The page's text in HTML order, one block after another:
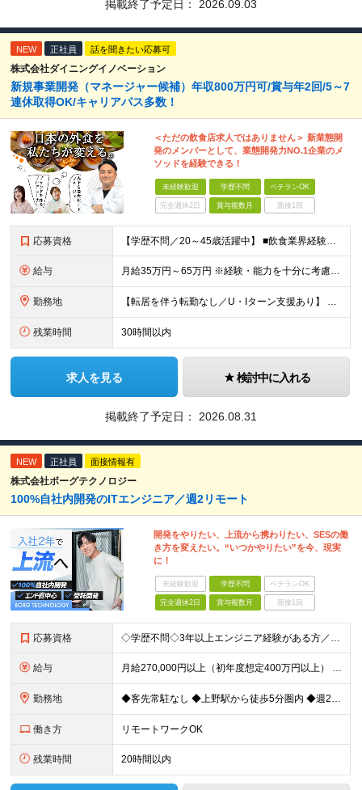
掲載終了予定日： 2026.09.03
NEW 正社員 話を聞きたい応募可
株式会社ダイニングイノベーション
新規事業開発（マネージャー候補）年収800万円可/賞与年2回/5～7
連休取得OK/キャリアパス多数！
＜ただの飲食店求人ではありません＞ 新業態開
発のメンバーとして、業態開発力NO.1企業のメ
ソッドを経験できる！
未経験歓迎 学歴不問 ベテランOK
完全週休2日 賞与複数月 面接1回
応募資格 【学歴不問／20～45歳活躍中】 ■飲食業界経験および販売／サービスの経験がある方を歓迎します 例えば「もっとこうすれば売れるのに」というアイデアを形にしたい方、経営陣に近いポジションでビジネスを
給与 月給35万円～65万円 ※経験・能力を十分に考慮し決定。 ※月給35万円～48万円までは非管理職となりますので、 上記月給には、月30時間分の固定残業代（61,620円～84,508円）および月10
勤務地 【転居を伴う転勤なし／U・Iターン支援あり】 本社（恵比寿）または当社が運営する東京都内の直営店舗での勤務 ※配属先は経験・希望・プロジェクト内容を踏まえて決定します。 ★社宅・引越支援制度あり（
残業時間 30時間以内
求人を見る 検討中に入れる
掲載終了予定日： 2026.08.31
NEW 正社員 面接情報有
株式会社ボーグテクノロジー
100%自社内開発のITエンジニア／週2リモート
開発をやりたい、上流から携わりたい、SESの働
き方を変えたい。“いつかやりたい”を今、現実
に！
未経験歓迎 学歴不問 ベテランOK
完全週休2日 賞与複数月 面接1回
応募資格 ◇学歴不問◇3年以上エンジニア経験がある方／人柄重視の採用です 必須条件―MUST― ■3年以上エンジニア経験がある方 ■C#、Java、Node.js、VB.NETを使った実務経験がある方 《
給与 月給270,000円以上（初年度想定400万円以上） ※ご経験やスキル、前職給等を考慮して給与額を決定します。 ※試用期間は3ヶ月間となります。期間中の待遇に変更はありません。 ★社員の昇給率はほ
勤務地 ◆客先常駐なし ◆上野駅から徒歩5分圏内 ◆週2回のリモートワーク実施中 ◆転勤なし 上野の各オフィスでの勤務となります。 ￣￣￣￣￣￣￣￣￣￣￣￣￣￣￣￣￣ ＜本社＞ 東京都台東区上野7-2-8
働き方 リモートワークOK
残業時間 20時間以内